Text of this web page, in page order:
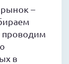
–
проводим
в